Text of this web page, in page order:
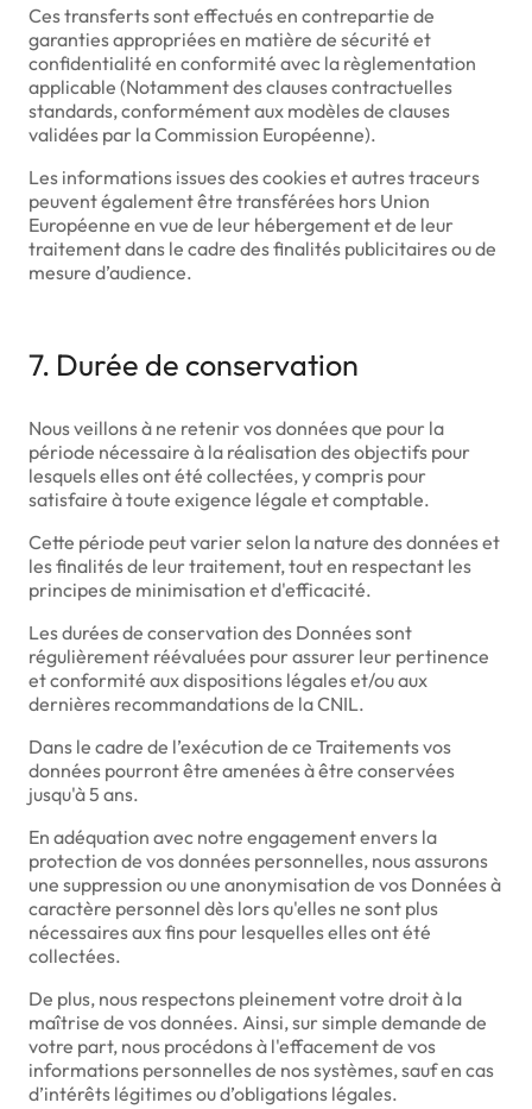
Ces transferts sont effectués en contrepartie de
garanties appropriées en matière de sécurité et
confidentialité en conformité avec la règlementation
applicable (Notamment des clauses contractuelles
standards, conformément aux modèles de clauses
validées par la Commission Européenne).
Les informations issues des cookies et autres traceurs
peuvent également être transférées hors Union
Européenne en vue de leur hébergement et de leur
traitement dans le cadre des finalités publicitaires ou de
mesure d’audience.
7. Durée de conservation
Nous veillons à ne retenir vos données que pour la
période nécessaire à la réalisation des objectifs pour
lesquels elles ont été collectées, y compris pour
satisfaire à toute exigence légale et comptable.
Cette période peut varier selon la nature des données et
les finalités de leur traitement, tout en respectant les
principes de minimisation et d'efficacité.
Les durées de conservation des Données sont
régulièrement réévaluées pour assurer leur pertinence
et conformité aux dispositions légales et/ou aux
dernières recommandations de la CNIL.
Dans le cadre de l’exécution de ce Traitements vos
données pourront être amenées à être conservées
jusqu'à 5 ans.
En adéquation avec notre engagement envers la
protection de vos données personnelles, nous assurons
une suppression ou une anonymisation de vos Données à
caractère personnel dès lors qu'elles ne sont plus
nécessaires aux fins pour lesquelles elles ont été
collectées.
De plus, nous respectons pleinement votre droit à la
maîtrise de vos données. Ainsi, sur simple demande de
votre part, nous procédons à l'effacement de vos
informations personnelles de nos systèmes, sauf en cas
d’intérêts légitimes ou d’obligations légales.